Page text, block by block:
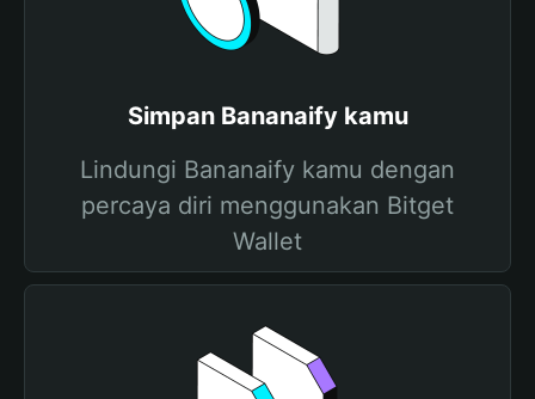
Simpan Bananaify kamu
Lindungi Bananaify kamu dengan
percaya diri menggunakan Bitget
Wallet